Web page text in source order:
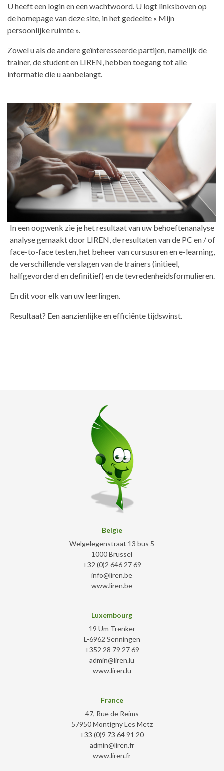
U heeft een login en een wachtwoord. U logt linksboven op
de homepage van deze site, in het gedeelte « Mijn
persoonlijke ruimte ».
Zowel u als de andere geïnteresseerde partijen, namelijk de
trainer, de student en LIREN, hebben toegang tot alle
informatie die u aanbelangt.
In een oogwenk zie je het resultaat van uw behoeftenanalyse
analyse gemaakt door LIREN, de resultaten van de PC en / of
face-to-face testen, het beheer van cursusuren en e-learning,
de verschillende verslagen van de trainers (initieel,
halfgevorderd en definitief) en de tevredenheidsformulieren.
En dit voor elk van uw leerlingen.
Resultaat? Een aanzienlijke en efficiënte tijdswinst.
Belgïe
Welgelegenstraat 13 bus 5
1000 Brussel
+32 (0)2 646 27 69
info@liren.be
www.liren.be
Luxembourg
19 Um Trenker
L-6962 Senningen
+352 28 79 27 69
admin@liren.lu
www.liren.lu
France
47, Rue de Reims
57950 Montigny Les Metz
+33 (0)9 73 64 91 20
admin@liren.fr
www.liren.fr